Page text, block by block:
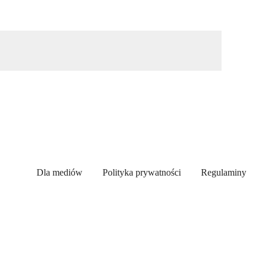
Dla mediów Polityka prywatności Regulaminy